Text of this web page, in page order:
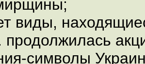
виды,
продолжилась
символы